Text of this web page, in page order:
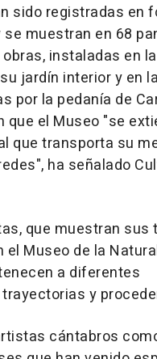
sido registradas en
muestran en 68
instaladas en
jardín interior y en
por la pedanía de
que el Museo "se
que transporta su
ha señalado
que muestran sus
el Museo de la
a diferentes
y
cántabros